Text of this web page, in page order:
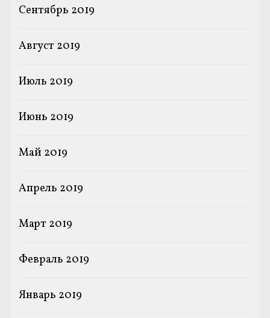
Сентябрь 2019
Август 2019
Июль 2019
Июнь 2019
Май 2019
Апрель 2019
Март 2019
Февраль 2019
Январь 2019